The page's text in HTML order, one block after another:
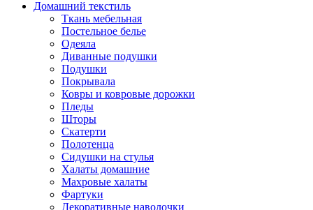
Домашний текстиль
Ткань мебельная
Постельное белье
Одеяла
Диванные подушки
Подушки
Покрывала
Ковры и ковровые дорожки
Пледы
Шторы
Скатерти
Полотенца
Сидушки на стулья
Халаты домашние
Махровые халаты
Фартуки
Декоративные наволочки